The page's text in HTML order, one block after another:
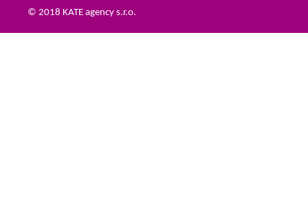
© 2018 KATE agency s.r.o.